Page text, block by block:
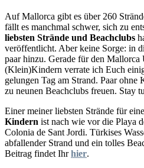
Auf Mallorca gibt es über 260
fällt es manchmal schwer, sich zu
liebsten Strände und Beachclubs
veröffentlicht. Aber keine Sorge: in
paar hinzu. Gerade für den
(Klein)Kindern verrate ich Euch
gelungen Tag am Strand. Paar
zu neunen Beachclubs freuen. Stay
Einer meiner liebsten Strände für
Kindern ist nach wie vor die Playa
Colonia de Sant Jordi. Türkises
abfallender Strand und ein tolles
Beitrag findet Ihrhier.